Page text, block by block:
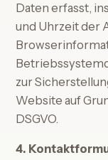
Daten erfasst,
und Uhrzeit der
zur
Website auf
DSGVO.
4.